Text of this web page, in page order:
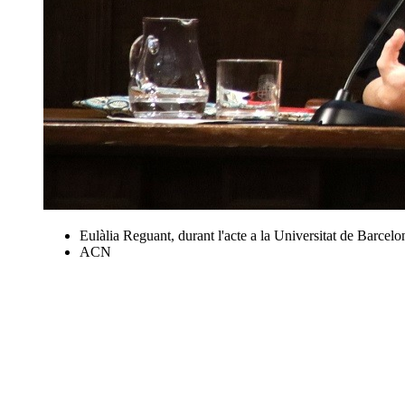
Eulàlia Reguant, durant l'acte a la Universitat de
ACN